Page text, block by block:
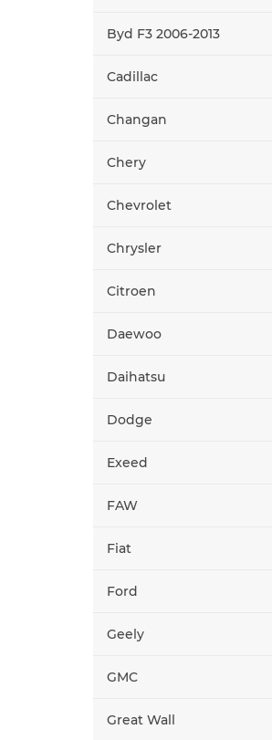
Byd F3 2006-2013
Cadillac
Changan
Chery
Chevrolet
Chrysler
Citroen
Daewoo
Daihatsu
Dodge
Exeed
FAW
Fiat
Ford
Geely
GMC
Great Wall